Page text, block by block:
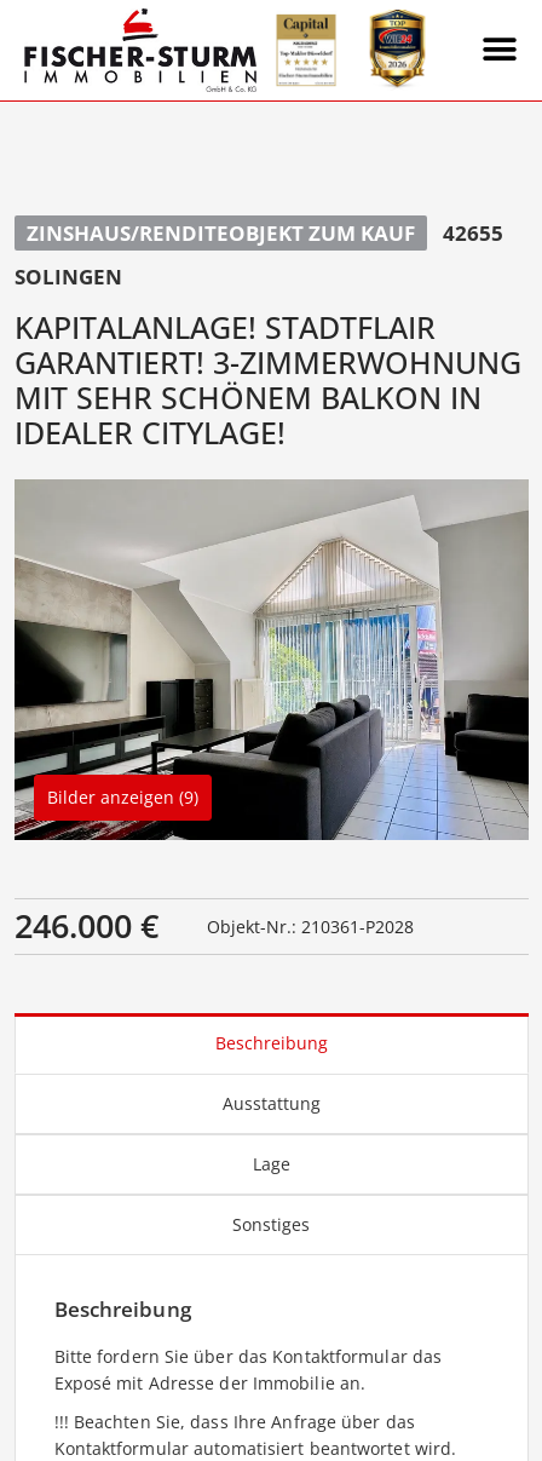
ZINSHAUS/RENDITEOBJEKT ZUM KAUF
42655
SOLINGEN
KAPITALANLAGE! STADTFLAIR
GARANTIERT! 3-ZIMMERWOHNUNG
MIT SEHR SCHÖNEM BALKON IN
IDEALER CITYLAGE!
Bilder anzeigen (9)
246.000 € Objekt-Nr.: 210361-P2028
Beschreibung
Ausstattung
Lage
Sonstiges
Beschreibung
Bitte fordern Sie über das Kontaktformular das
Exposé mit Adresse der Immobilie an.
!!! Beachten Sie, dass Ihre Anfrage über das
Kontaktformular automatisiert beantwortet wird.